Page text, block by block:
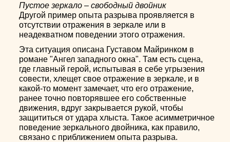
Пустое зеркало – свободный двойник
Другой пример опыта разрыва проявляется в
отсутствии отражения в зеркале или в
неадекватном поведении этого отражения.
Эта ситуация описана Густавом Майринком в
романе "Ангел западного окна". Там есть сцена,
где главный герой, испытывая в себе угрызения
совести, хлещет свое отражение в зеркале, и в
какой-то момент замечает, что его отражение,
ранее точно повторявшее его собственные
движения, вдруг закрывается рукой, чтобы
защититься от удара хлыста. Такое асимметричное
поведение зеркального двойника, как правило,
связано с приближением опыта разрыва.